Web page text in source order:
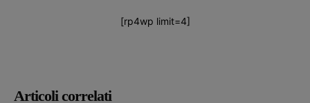
Articoli correlati
[rp4wp limit=4]